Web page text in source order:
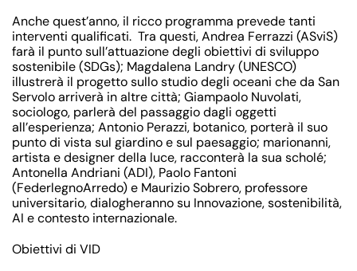
Anche quest’anno, il ricco programma prevede tanti
interventi qualificati. Tra questi,Andrea Ferrazzi (ASviS)
farà il punto sull’attuazione degli obiettivi di sviluppo
sostenibile (SDGs); Magdalena Landry(UNESCO)
illustrerà il progetto sullo studio degli oceani che da San
Servolo arriverà in altre città; Giampaolo Nuvolati,
sociologo, parlerà del passaggio dagli oggetti
all’esperienza; Antonio Perazzi, botanico, porterà il suo
punto di vista sul giardino e sul paesaggio; marionanni,
artista e designer della luce, racconterà la sua scholé;
Antonella Andriani (ADI), Paolo Fantoni
(FederlegnoArredo) e MaurizioSobrero, professore
universitario, dialogheranno su Innovazione, sostenibilità,
AI e contesto internazionale.
Obiettivi di VID